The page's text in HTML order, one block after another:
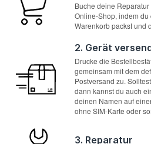
Buche deine
Online-Shop, indem
Warenkorb packst und
2. Gerät
Drucke die
gemeinsam mit dem
Postversand zu.
dann kannst du auch
deinen Namen auf
ohne SIM-Karte oder
3. Reparatur